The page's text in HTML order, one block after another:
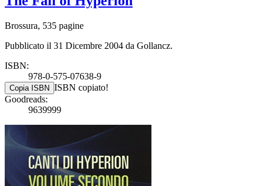
Brossura, 535 pagine
Pubblicato il 31 Dicembre 2004 da Gollancz.
ISBN:
978-0-575-07638-9
Copia ISBN ISBN copiato!
Goodreads:
9639999